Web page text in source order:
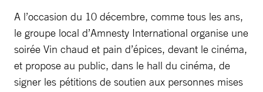
A l’occasion du 10 décembre, comme tous les ans,
le groupe local d’Amnesty International organise une
soirée Vin chaud et pain d’épices, devant le cinéma,
et propose au public, dans le hall du cinéma, de
signer les pétitions de soutien aux personnes mises